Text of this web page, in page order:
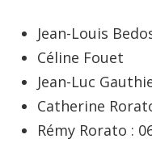
Jean-Louis
Céline Fouet
Jean-Luc
Catherine
Rémy Rorato :